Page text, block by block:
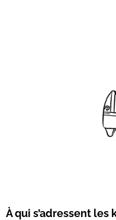
À qui s’adressent les